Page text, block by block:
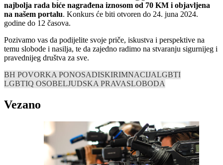
najbolja rada biće nagrađena iznosom od 70 KM i objavljena
na našem portalu. Konkurs će biti otvoren do 24. juna 2024.
godine do 12 časova.
Pozivamo vas da podijelite svoje priče, iskustva i perspektive na
temu slobode i nasilja, te da zajedno radimo na stvaranju sigurnijeg i
pravednijeg društva za sve.
BH POVORKA PONOSADISKIRIMNACIJALGBTI
LGBTIQ OSOBELJUDSKA PRAVASLOBODA
Vezano